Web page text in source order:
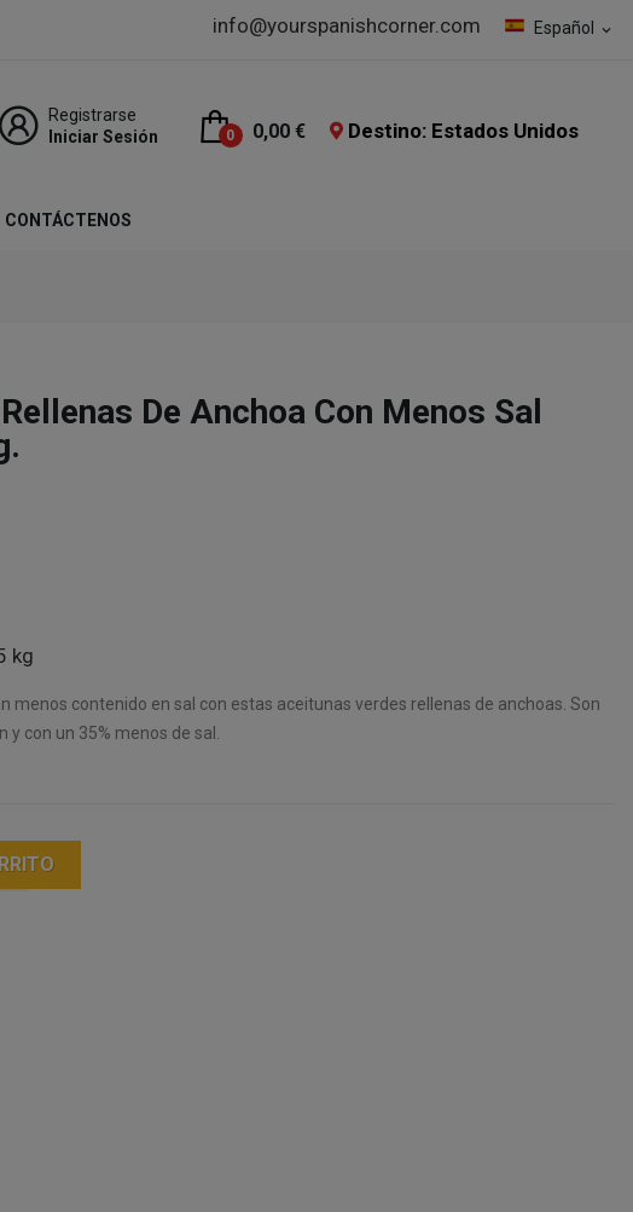
Español expand_more
info@yourspanishcorner.com
Registrarse
Iniciar Sesión
0 0,00 € Destino: Estados Unidos
CONTÁCTENOS
De Anchoa Con Menos Sal
kg
menos contenido en sal con estas aceitunas verdes rellenas de anchoas. Son
con un 35% menos de sal.